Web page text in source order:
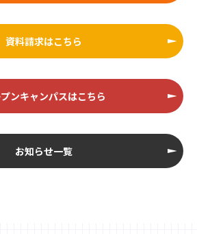
資料請求はこちら
ンキャンパスはこちら
お知らせ一覧